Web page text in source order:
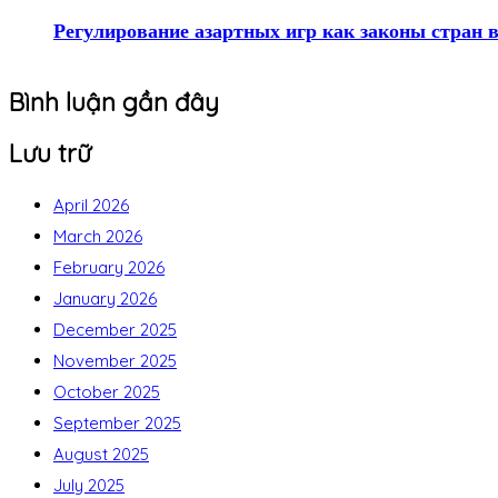
Регулирование азартных игр как законы
Bình luận gần đây
Lưu trữ
April 2026
March 2026
February 2026
January 2026
December 2025
November 2025
October 2025
September 2025
August 2025
July 2025